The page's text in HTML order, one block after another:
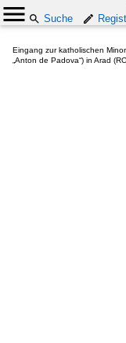
Suche
Eingang zur katholischen
„Anton de Padova“) in Arad